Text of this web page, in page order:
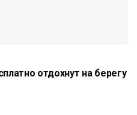
отдохнут на берегу